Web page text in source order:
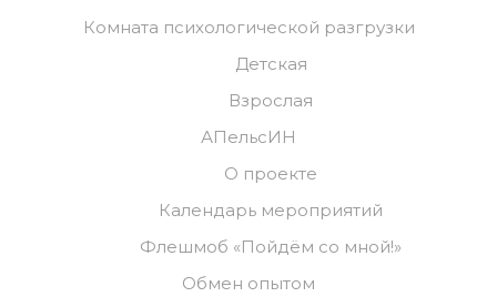
Комната психологической разгрузки
Детская
Взрослая
АПельсИН
О проекте
Календарь мероприятий
Флешмоб «Пойдём со мной!»
Обмен опытом